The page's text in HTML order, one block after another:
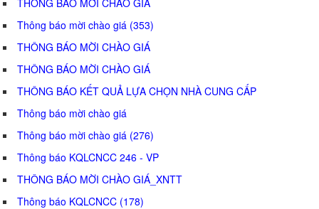
Thông báo mời chào giá (353)
THÔNG BÁO MỜI CHÀO GIÁ
THÔNG BÁO MỜI CHÀO GIÁ
THÔNG BÁO KẾT QUẢ LỰA CHỌN NHÀ CUNG CẤP
Thông báo mời chào giá
Thông báo mời chào giá (276)
Thông báo KQLCNCC 246 - VP
THÔNG BÁO MỜI CHÀO GIÁ_XNTT
Thông báo KQLCNCC (178)